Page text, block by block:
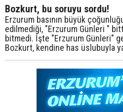
Bozkurt, bu soruyu sordu!
Erzurum basının büyük
edilmediği, "Erzurum Günleri "
bitmedi. İşte "Erzurum Günleri"
Bozkurt, kendine has üslubuyla